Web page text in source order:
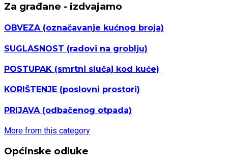
Za građane - izdvajamo
OBVEZA(označavanje kućnog broja)
SUGLASNOST (radovi na groblju)
POSTUPAK (smrtni slučaj kod kuće)
KORIŠTENJE (poslovni prostori)
PRIJAVA (odbačenog otpada)
More from this category
Općinske odluke